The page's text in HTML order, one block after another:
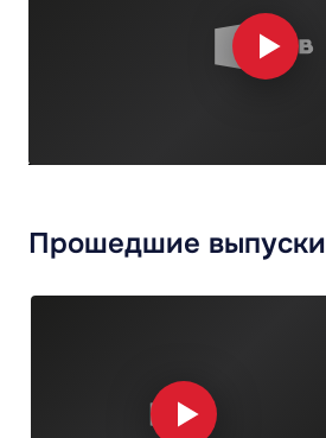
Прошедшие выпуски